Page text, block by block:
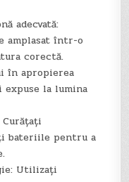
adecvată:
amplasat într-o
corectă.
în apropierea
expuse la lumina
bateriile pentru a
Utilizați